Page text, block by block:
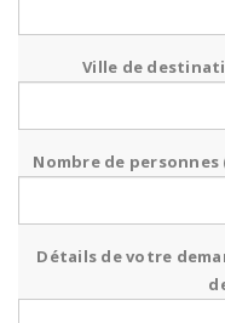
Ville de
Nombre de
Détails de votre